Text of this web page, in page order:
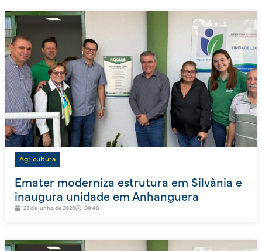
Agricultura
Emater moderniza estrutura em Silvânia e
inaugura unidade em Anhanguera
23 de junho de 2026 09:48